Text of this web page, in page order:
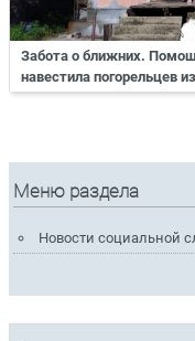
Забота о ближних.
навестила погорельцев
Меню раздела
Новости социальной